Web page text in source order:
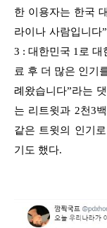
한 이용자는 한국
라이나 사람입니다
3 : 대한민국 1로 대
료 후 더 많은 인기
례왔습니다”라는
는 리트윗과 2천3
같은 트윗의 인기
기도 했다.